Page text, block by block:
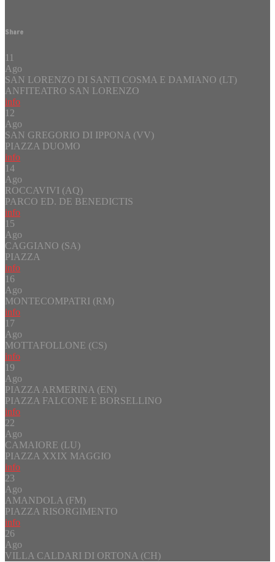
Share
11
Ago
SAN LORENZO DI SANTI COSMA E DAMIANO (LT)
ANFITEATRO SAN LORENZO
info
12
Ago
SAN GREGORIO DI IPPONA (VV)
PIAZZA DUOMO
info
14
Ago
ROCCAVIVI (AQ)
PARCO ED. DE BENEDICTIS
info
15
Ago
CAGGIANO (SA)
PIAZZA
info
16
Ago
MONTECOMPATRI (RM)
info
17
Ago
MOTTAFOLLONE (CS)
info
19
Ago
PIAZZA ARMERINA (EN)
PIAZZA FALCONE E BORSELLINO
info
22
Ago
CAMAIORE (LU)
PIAZZA XXIX MAGGIO
info
23
Ago
AMANDOLA (FM)
PIAZZA RISORGIMENTO
info
26
Ago
VILLA CALDARI DI ORTONA (CH)